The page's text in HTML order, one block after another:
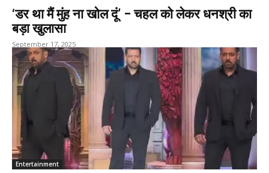
‘डर था मैं मुंह ना खोल दूं’ – चहल को लेकर धनश्री का
बड़ा खुलासा
September 17, 2025
Entertainment